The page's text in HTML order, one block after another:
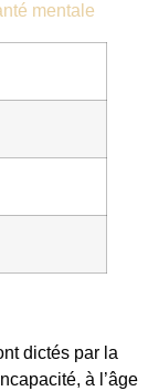
mentale
dictés par la
à l’âge